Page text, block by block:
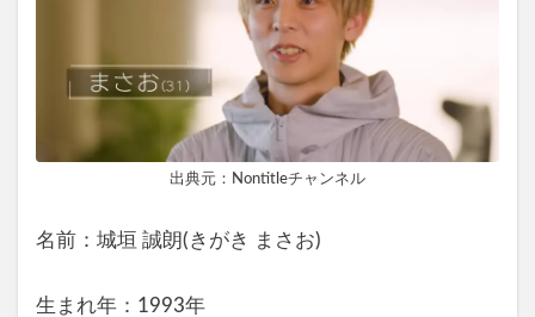
出典元：Nontitleチャンネル
名前：城垣 誠朗(きがき まさお)
生まれ年：1993年